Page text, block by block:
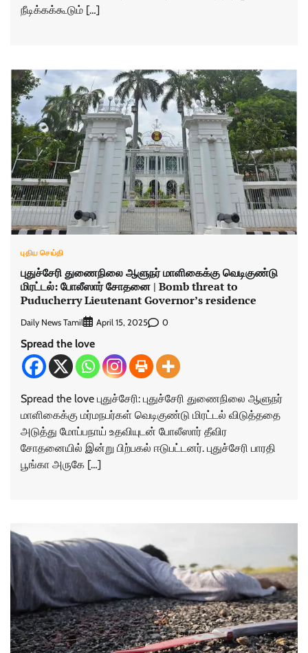
நீடிக்கக்கூடும் […]
புதிய செய்தி
புதுச்சேரி துணைநிலை ஆளுநர் மாளிகைக்கு வெடிகுண்டு
மிரட்டல்: போலீஸார் சோதனை | Bomb threat to
Puducherry Lieutenant Governor’s residence
Daily News Tamil April 15, 2025 0
Spread the love
Spread the love புதுச்சேரி: புதுச்சேரி துணைநிலை ஆளுநர்
மாளிகைக்கு மர்மநபர்கள் வெடிகுண்டு மிரட்டல் விடுத்ததை
அடுத்து மோப்பநாய் உதவியுடன் போலீஸார் தீவிர
சோதனையில் இன்று பிற்பகல் ஈடுபட்டனர். புதுச்சேரி பாரதி
பூங்கா அருகே […]